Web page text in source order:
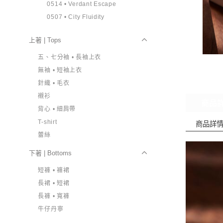
商品詳情
0514 • Verdant Escape
0507 • City Fluidity
上著 | Tops
五、七分袖 • 長袖上衣
無袖 • 短袖上衣
針織 • 毛衣
襯衫
背心 • 細肩帶
T-shirt
蕾絲
下著 | Bottoms
短褲 • 褲裙
長裙 • 短裙
長褲 • 寬褲
牛仔丹寧